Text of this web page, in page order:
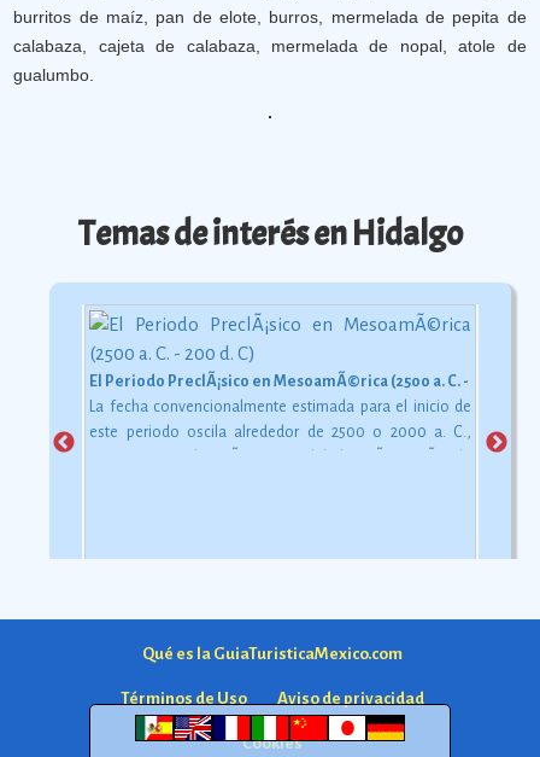
burritos de maíz, pan de elote, burros, mermelada de pepita de
calabaza, cajeta de calabaza, mermelada de nopal, atole de
gualumbo.
Temas de interés en Hidalgo
El maÃ­z
No sólo el maíz, junto con el chile, el frijol y la calabaza,
constituye desde épocas inmemoriales la base de la
alimentación del mexicano.Ver más
Qué es la GuiaTuristicaMexico.com
Términos de Uso Aviso de privacidad
Cookies